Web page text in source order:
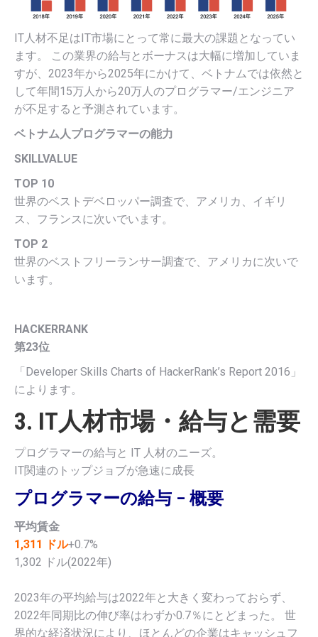
IT人材不足はIT市場にとって常に最大の課題となってい
ます。 この業界の給与とボーナスは大幅に増加していま
すが、2023年から2025年にかけて、ベトナムでは依然と
して年間15万人から20万人のプログラマー/エンジニア
が不足すると予測されています。
ベトナム人プログラマーの能力
SKILLVALUE
TOP 10
世界のベストデベロッパー調査で、アメリカ、イギリ
ス、フランスに次いでいます。
TOP 2
世界のベストフリーランサー調査で、アメリカに次いで
います。
​​HACKERRANK
第23位
「Developer Skills Charts of HackerRank’s Report 2016」
によります。
3. IT人材市場・給与と需要
プログラマーの給与と IT 人材のニーズ。
IT関連のトップジョブが急速に成長
プログラマーの給与 – 概要
平均賃金
1,311 ドル+0.7%
1,302 ドル(2022年)
2023年の平均給与は2022年と大きく変わっておらず、
2022年同期比の伸び率はわずか0.7％にとどまった。 世
界的な経済状況により、ほとんどの企業はキャッシュフ